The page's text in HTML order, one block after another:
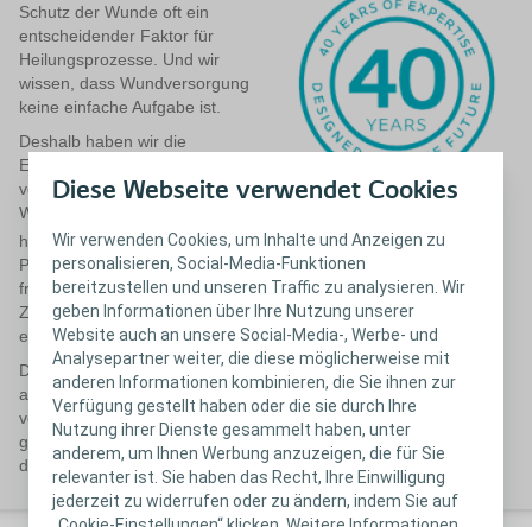
Diese Webseite verwendet Cookies
Wir verwenden Cookies, um Inhalte und Anzeigen zu
personalisieren, Social-Media-Funktionen
bereitzustellen und unseren Traffic zu analysieren. Wir
geben Informationen über Ihre Nutzung unserer
Website auch an unsere Social-Media-, Werbe- und
Analysepartner weiter, die diese möglicherweise mit
anderen Informationen kombinieren, die Sie ihnen zur
Verfügung gestellt haben oder die sie durch Ihre
Nutzung ihrer Dienste gesammelt haben, unter
anderem, um Ihnen Werbung anzuzeigen, die für Sie
relevanter ist. Sie haben das Recht, Ihre Einwilligung
jederzeit zu widerrufen oder zu ändern, indem Sie auf
Schutz der Wunde oft ein
entscheidender Faktor für
Heilungsprozesse. Und wir
wissen, dass Wundversorgung
keine einfache Aufgabe ist.
Deshalb haben wir die
Erfahrungen, die wir im Laufe
von drei Jahrzehnten mit der
Wundversorgung gesammelt
haben, dazu genutzt, Comfeel®
Plus um anwender-
freundliche
Zusatzeigenschaften zu
ergänzen.
Das Ergebnis ist ein Sortiment
an Verbänden, die intuitiv zu
verwenden sind und
gleichzeitig den Schutz bieten,
den Sie gewohnt sind.